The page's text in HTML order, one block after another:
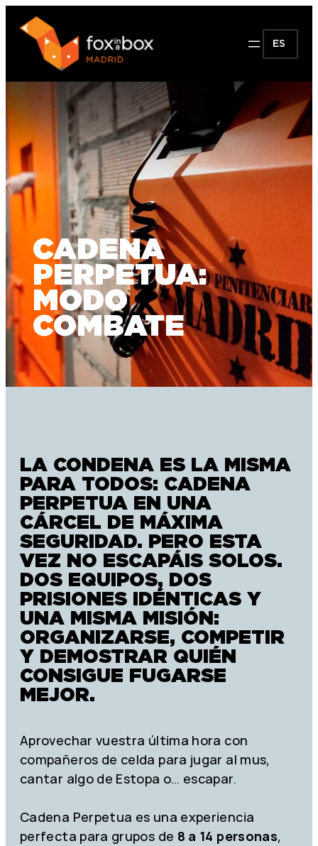
ES
CADENA
PERPETUA:
MODO
COMBATE
LA CONDENA ES LA MISMA
PARA TODOS: CADENA
PERPETUA EN UNA
CÁRCEL DE MÁXIMA
SEGURIDAD. PERO ESTA
VEZ NO ESCAPÁIS SOLOS.
DOS EQUIPOS, DOS
PRISIONES IDÉNTICAS Y
UNA MISMA MISIÓN:
ORGANIZARSE, COMPETIR
Y DEMOSTRAR QUIÉN
CONSIGUE FUGARSE
MEJOR.
Aprovechar vuestra última hora con
compañeros de celda para jugar al mus,
cantar algo de Estopa o… escapar.
Cadena Perpetua es una experiencia
perfecta para grupos de 8 a 14 personas,